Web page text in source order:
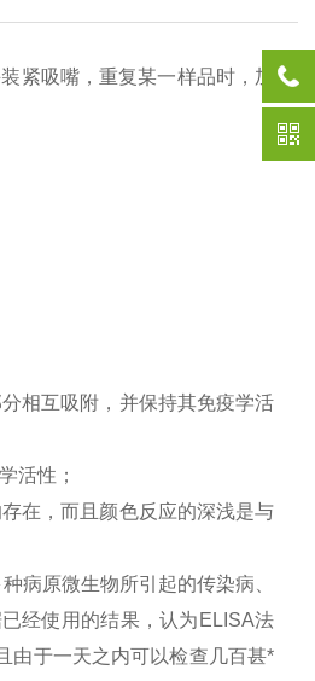
紧吸嘴，重复某一样品时，加
相互吸附，并保持其免疫学活
活性；
在，而且颜色反应的深浅是与
病原微生物所引起的传染病、
经使用的结果，认为 ELISA法
由于一天之内可以检查几百甚*